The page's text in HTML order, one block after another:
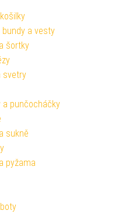
bundy a vesty
šortky
svetry
a punčocháčky
sukně
pyžama